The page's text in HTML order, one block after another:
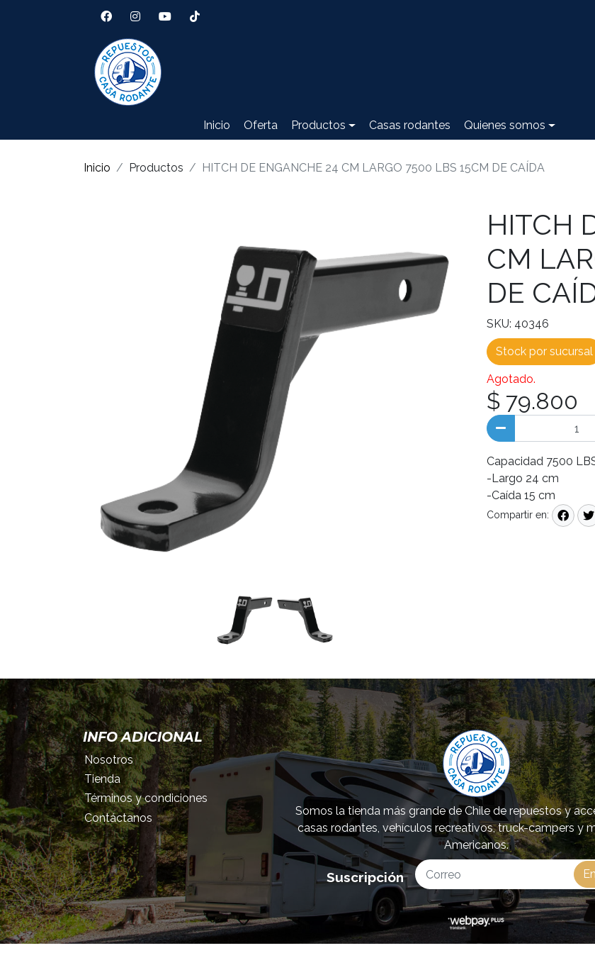
Inicio Oferta Productos Casas rodantes Quienes somos
Inicio Productos HITCH DE ENGANCHE 24 CM LARGO 7500 LBS 15CM DE CAÍDA
HITCH
CM
DE
SKU: 40346
Stock por sucursal
Agotado.
$ 79.800
Capacidad 7500
-Largo 24 cm
-Caída 15 cm
Compartir en:
INFO ADICIONAL
Nosotros
Tienda
Términos y condiciones
Contáctanos
Somos la tienda más grande de Chile de repuestos y
casas rodantes, vehículos recreativos, truck-campers y
Americanos.
Suscripción